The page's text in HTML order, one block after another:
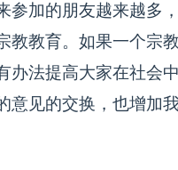
参加的朋友越来越多
教教育。如果一个宗
办法提高大家在社会
意见的交换，也增加